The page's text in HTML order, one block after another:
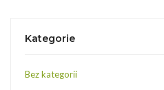
Kategorie
Bez kategorii